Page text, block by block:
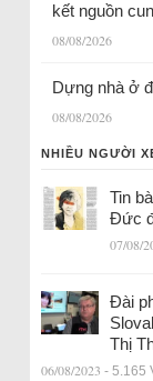
kết nguồn
08/08/2026
Dựng nhà ở
08/08/2026
NHIỀU NGƯỜI
Tin
Đức
07/08/
Đài
Thị
06/08/2023 - 5.165